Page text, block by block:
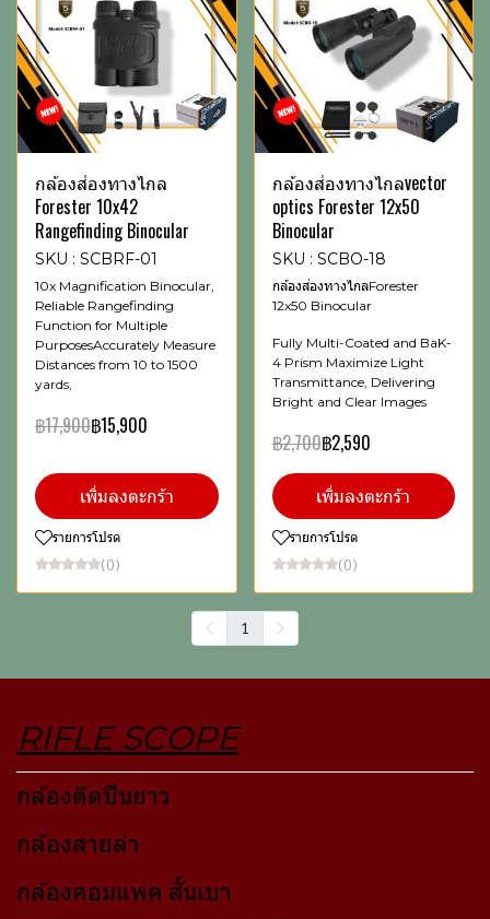
กล้องส่องทางไกล
Forester 10x42
Rangefinding Binocular
SKU : SCBRF-01
10x Magnification Binocular,
Reliable Rangefinding
Function for Multiple
PurposesAccurately Measure
Distances from 10 to 1500
yards,
฿17,900฿15,900
เพิ่มลงตะกร้า
รายการโปรด
(0)
กล้องส่องทางไกลvector
optics Forester 12x50
Binocular
SKU : SCBO-18
กล้องส่องทางไกลForester
12x50 Binocular
Fully Multi-Coated and BaK-
4 Prism Maximize Light
Transmittance, Delivering
Bright and Clear Images
฿2,700฿2,590
เพิ่มลงตะกร้า
รายการโปรด
(0)
1
RIFLE SCOPE
กล้องติดปืนยาว
กล้องสายล่า
กล้องคอมแพค สั้นเบา